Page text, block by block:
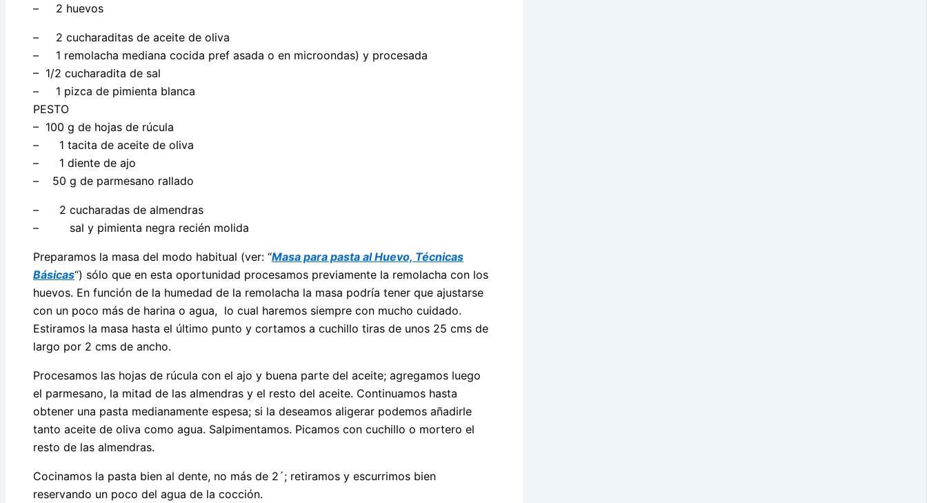
– 2 huevos
– 2 cucharaditas de aceite de oliva
– 1 remolacha mediana cocida pref asada o en microondas) y procesada
– 1/2 cucharadita de sal
– 1 pizca de pimienta blanca
PESTO
– 100 g de hojas de rúcula
– 1 tacita de aceite de oliva
– 1 diente de ajo
– 50 g de parmesano rallado
– 2 cucharadas de almendras
– sal y pimienta negra recién molida
Preparamos la masa del modo habitual (ver: “Masa para pasta al Huevo, Técnicas
Básicas“) sólo que en esta oportunidad procesamos previamente la remolacha con los
huevos. En función de la humedad de la remolacha la masa podría tener que ajustarse
con un poco más de harina o agua, lo cual haremos siempre con mucho cuidado.
Estiramos la masa hasta el último punto y cortamos a cuchillo tiras de unos 25 cms de
largo por 2 cms de ancho.
Procesamos las hojas de rúcula con el ajo y buena parte del aceite; agregamos luego
el parmesano, la mitad de las almendras y el resto del aceite. Continuamos hasta
obtener una pasta medianamente espesa; si la deseamos aligerar podemos añadirle
tanto aceite de oliva como agua. Salpimentamos. Picamos con cuchillo o mortero el
resto de las almendras.
Cocinamos la pasta bien al dente, no más de 2´; retiramos y escurrimos bien
reservando un poco del agua de la cocción.